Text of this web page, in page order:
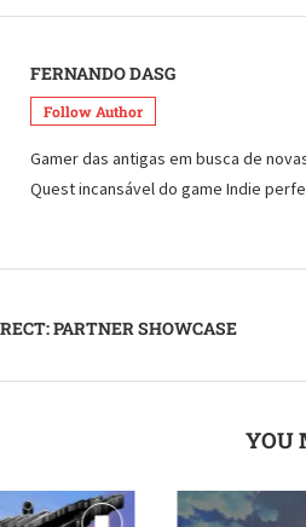
FERNANDO DASG
Follow Author
Gamer das antigas em busca de
Quest incansável do game Indie
PARTNER SHOWCASE
YOU